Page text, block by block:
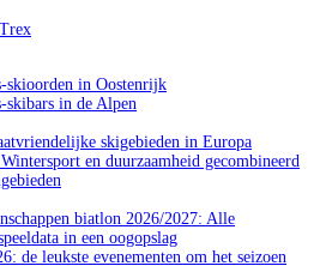
skioorden in Oostenrijk
skibars in de Alpen
skigebieden in Europa
en duurzaamheid gecombineerd
biatlon 2026/2027: Alle
in een oogopslag
de leukste evenementen om het seizoen